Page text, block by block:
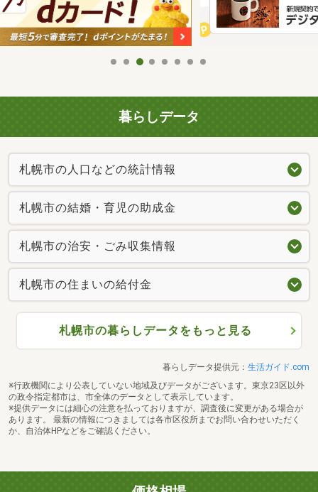
暮らしデータ
札幌市の人口などの統計情報
札幌市の結婚・育児の助成金
札幌市の治安・ごみ収集情報
札幌市の住まいの給付金
札幌市の暮らしデータをもっと見る
暮らしデータ提供元： 生活ガイド.com
※行政機関により公表していない地域及びデータがございます。東京23区以外
の政令指定都市は、市全体のデータとして表示しています。
※提供データには細心の注意を払っておりますが、調査後に変更がある場合が
あります。 最新の情報につきましては各市区役所までお問い合わせいただく
か、自治体HPなどをご確認ください。